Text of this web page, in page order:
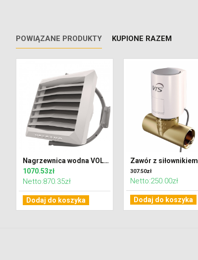
POWIĄZANE PRODUKTY KUPIONE RAZEM
Nagrzewnica wodna VOLCANO VR MINI AC (20kW)
1070.53zł
Netto:870.35zł
Dodaj do koszyka
Zawór z siłownikiem
307.50zł
Netto:250.00zł
Dodaj do koszyka